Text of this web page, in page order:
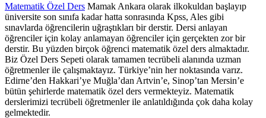
Matematik Özel Ders Mamak Ankara olarak ilkokuldan başlayıp
üniversite son sınıfa kadar hatta sonrasında Kpss, Ales gibi
sınavlarda öğrencilerin uğraştıkları bir derstir. Dersi anlayan
öğrenciler için kolay anlamayan öğrenciler için gerçekten zor bir
derstir. Bu yüzden birçok öğrenci matematik özel ders almaktadır.
Biz Özel Ders Sepeti olarak tamamen tecrübeli alanında uzman
öğretmenler ile çalışmaktayız. Türkiye’nin her noktasında varız.
Edirne’den Hakkari’ye Muğla’dan Artvin’e, Sinop’tan Mersin’e
bütün şehirlerde matematik özel ders vermekteyiz. Matematik
derslerimizi tecrübeli öğretmenler ile anlatıldığında çok daha kolay
gelmektedir.